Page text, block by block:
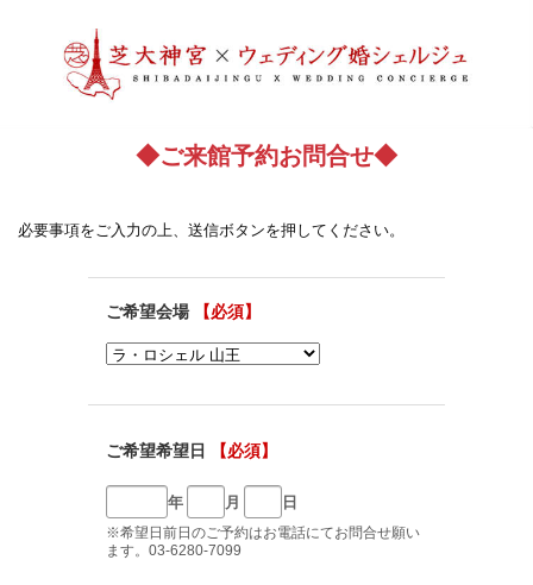
◆ご来館予約お問合せ◆
必要事項をご入力の上、送信ボタンを押してください。
ご希望会場 【必須】
ご希望希望日 【必須】
年 月 日
※希望日前日のご予約はお電話にてお問合せ願い
ます。03-6280-7099